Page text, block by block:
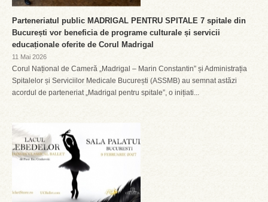
Parteneriatul public MADRIGAL PENTRU SPITALE 7 spitale din
București vor beneficia de programe culturale și servicii
educaționale oferite de Corul Madrigal
11 Mai 2026
Corul Național de Cameră „Madrigal – Marin Constantin” și Administrația
Spitalelor și Serviciilor Medicale București (ASSMB) au semnat astăzi
acordul de parteneriat „Madrigal pentru spitale”, o inițiati...